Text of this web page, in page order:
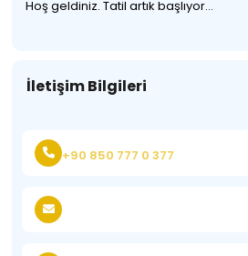
Hoş geldiniz. Tatil artık başlıyor…
İletişim Bilgileri
+90 850 777 0 377